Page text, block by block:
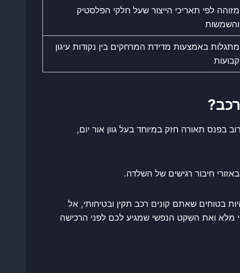
מזוהה לפי תאריכי הייצור שעל חלקי הפלסטיק
והשמשות
מתגלות באמצעות מדידת המרחקים בין נקודות עיגון
קבועות
בפנס תאורה חזק במיוחד בעל גוון אור יום,
חיבור רגישים של השלדה.
בטוחים שאתם קונים רכב תקין ובטיחותי, אל
מלא ואת השקט הנפשי שמגיע לכם לפני הרכישה